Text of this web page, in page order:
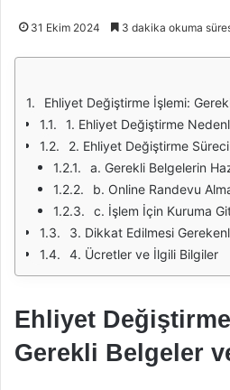
31 Ekim 2024 3 dakika okuma
Ehliyet Değiştirme İşlemi:
1. Ehliyet Değiştirme
2. Ehliyet Değiştirme Süreci
a. Gerekli Belgelerin
b. Online Randevu
c. İşlem İçin Kuruma
3. Dikkat Edilmesi
4. Ücretler ve İlgili Bilgiler
Ehliyet
Gerekli Belgeler